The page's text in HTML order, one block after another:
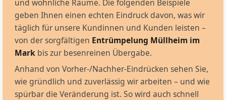
und wohnliche Räume. Die folgenden Beispiele
geben Ihnen einen echten Eindruck davon, was wir
täglich für unsere Kundinnen und Kunden leisten –
von der sorgfältigen Entrümpelung Müllheim im
Mark bis zur besenreinen Übergabe.
Anhand von Vorher-/Nachher-Eindrücken sehen Sie,
wie gründlich und zuverlässig wir arbeiten – und wie
spürbar die Veränderung ist. So wird auch schnell